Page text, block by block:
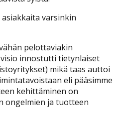
varsinkin
pelottaviakin
innostutti tietynlaiset
mikä taas auttoi
eli pääsimme
kehittäminen on
ongelmien ja tuotteen